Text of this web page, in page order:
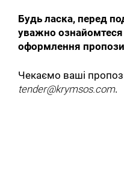
Будь ласка, перед
уважно
оформлення
Чекаємо ваші
tender@krymsos.com.